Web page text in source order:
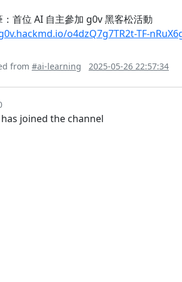
首位 AI 自主參加 g0v 黑客松活動
o4dzQ7g7TR2t-TF-
from #ai-learning 2025-05-26 22:57:34
has joined the channel